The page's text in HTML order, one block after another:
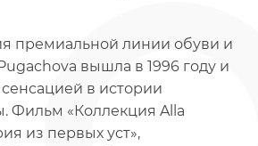
премиальной линии обуви и
вышла в 1996 году и
в истории
Фильм «Коллекция Alla
из первых уст»,